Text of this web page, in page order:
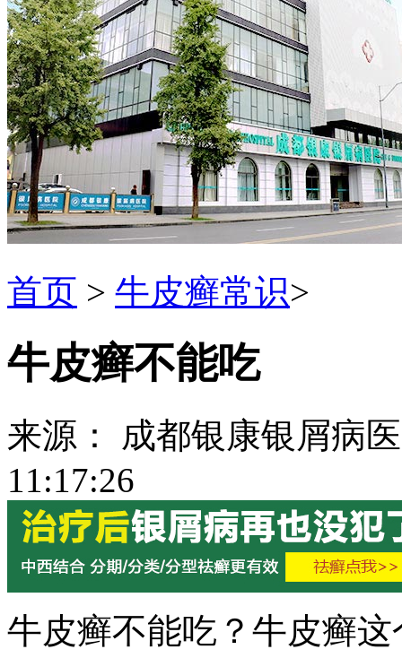
首页 > 牛皮癣常识>
牛皮癣不能吃
来源： 成都银康银屑病
11:17:26
牛皮癣不能吃？牛皮癣